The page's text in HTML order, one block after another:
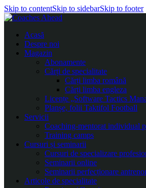
Skip to contentSkip to sidebarSkip to footer
Acasă
Despre noi
Magazin
Abonamente
Cărți de specialitate
Cărți limba română
Cărți limba engleza
Licențe „Software Tactics
Planșe, folii Taktifol Football
Servicii
Coaching-mentorat individual
Training camps
Cursuri și seminarii
Cursuri de specializare
Seminarii online
Seminarii perfecționare
Articole de specialitate